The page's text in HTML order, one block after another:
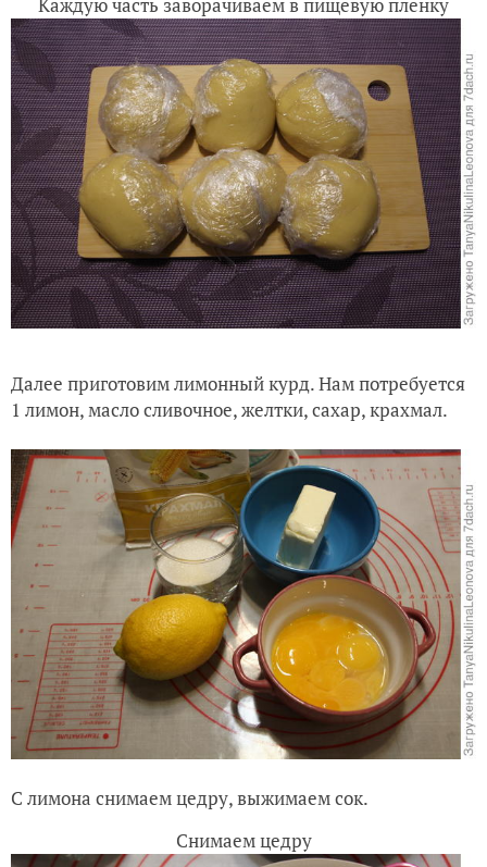
Далее приготовим лимонный курд. Нам потребуется
1 лимон, масло сливочное, желтки, сахар, крахмал.
С лимона снимаем цедру, выжимаем сок.
Снимаем цедру